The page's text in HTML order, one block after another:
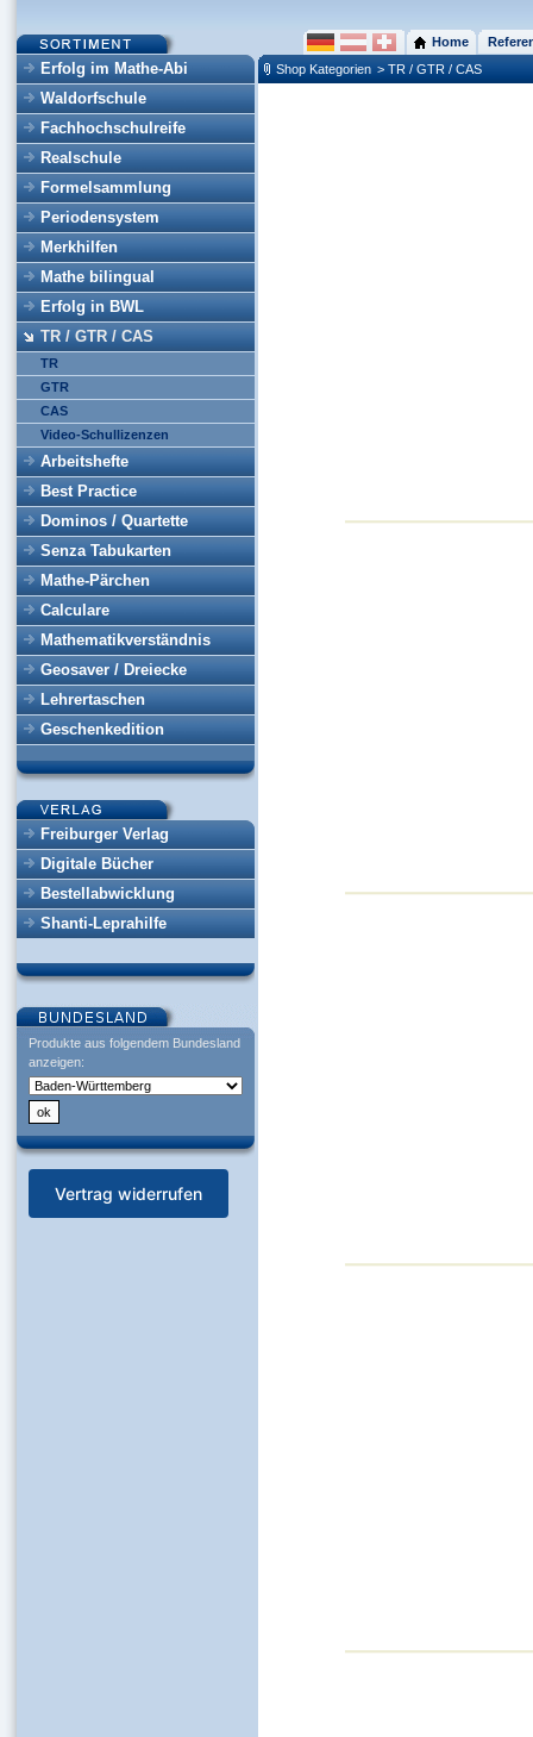
Erfolg im Mathe-Abi
Waldorfschule
Fachhochschulreife
Realschule
Formelsammlung
Periodensystem
Merkhilfen
Mathe bilingual
Erfolg in BWL
TR / GTR / CAS
TR
GTR
CAS
Video-Schullizenzen
Arbeitshefte
Best Practice
Dominos / Quartette
Senza Tabukarten
Mathe-Pärchen
Calculare
Mathematikverständnis
Geosaver / Dreiecke
Lehrertaschen
Geschenkedition
Freiburger Verlag
Digitale Bücher
Bestellabwicklung
Shanti-Leprahilfe
Produkte aus folgendem Bundesland
anzeigen:
Vertrag widerrufen
Home
Shop Kategorien > TR / GTR / CAS